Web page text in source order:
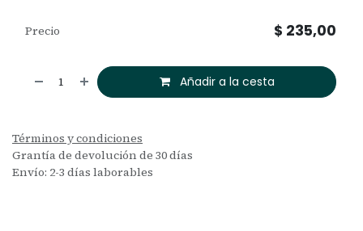
Añadir a la cesta
Precio $ 235,00
Términos y condiciones
Grantía de devolución de 30 días
Envío: 2-3 días laborables